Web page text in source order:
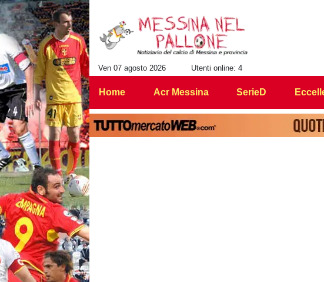
Ven 07 agosto 2026 Utenti online: 4
Home Acr Messina SerieD